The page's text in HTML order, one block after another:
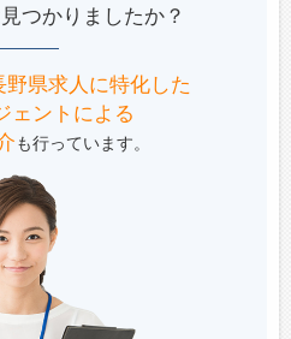
つかりましたか？
野県求人に特化した
ェントによる
も行っています。